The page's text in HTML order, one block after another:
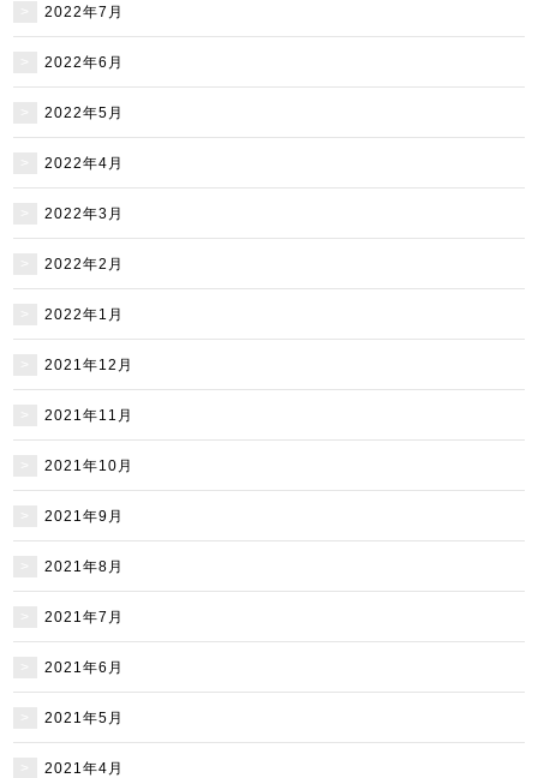
2022年7月
2022年6月
2022年5月
2022年4月
2022年3月
2022年2月
2022年1月
2021年12月
2021年11月
2021年10月
2021年9月
2021年8月
2021年7月
2021年6月
2021年5月
2021年4月